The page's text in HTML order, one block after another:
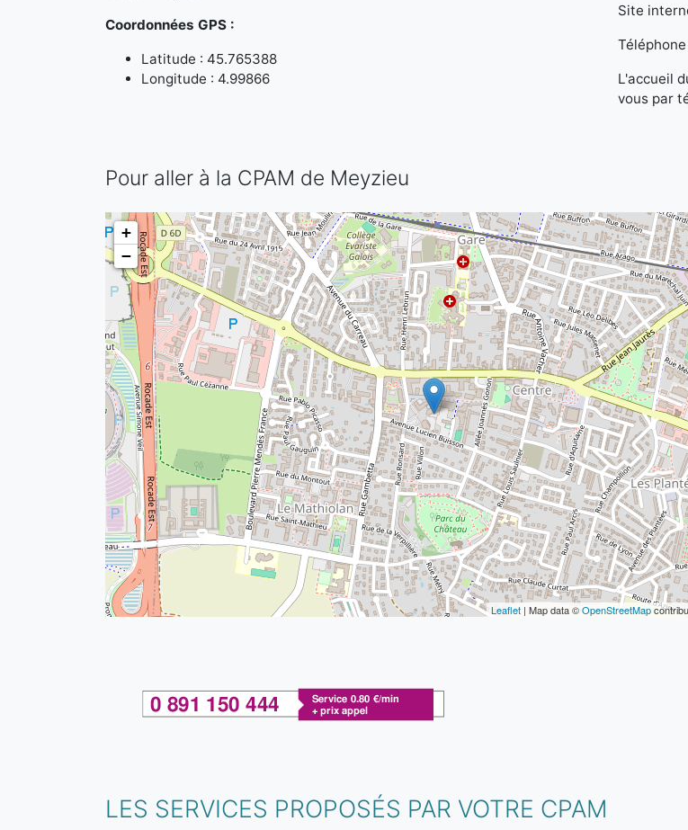
Coordonnées GPS :
Latitude : 45.765388
Longitude : 4.99866
Site
Téléphone
L'accueil
vous par
Pour aller à la CPAM de Meyzieu
+
−
Leaflet | Map data ©OpenStreetMap
LES SERVICES PROPOSÉS PAR VOTRE CPAM